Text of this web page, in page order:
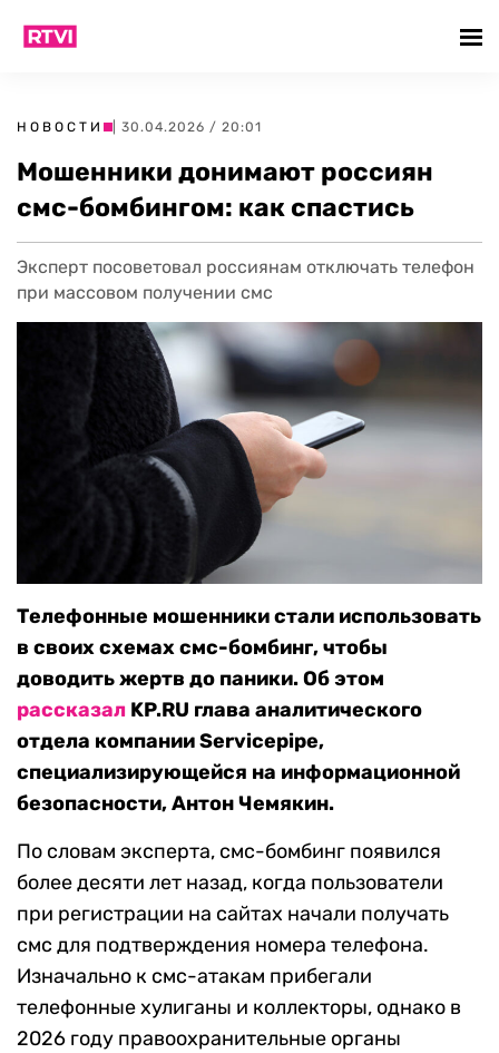
НОВОСТИ | 30.04.2026 / 20:01
Мошенники донимают россиян
смс-бомбингом: как спастись
Эксперт посоветовал россиянам отключать телефон
при массовом получении смс
Телефонные мошенники стали использовать
в своих схемах смс-бомбинг, чтобы
доводить жертв до паники. Об этом
рассказал KP.RU глава аналитического
отдела компании Servicepipe,
специализирующейся на информационной
безопасности, Антон Чемякин.
По словам эксперта, смс-бомбинг появился
более десяти лет назад, когда пользователи
при регистрации на сайтах начали получать
смс для подтверждения номера телефона.
Изначально к смс-атакам прибегали
телефонные хулиганы и коллекторы, однако в
2026 году правоохранительные органы